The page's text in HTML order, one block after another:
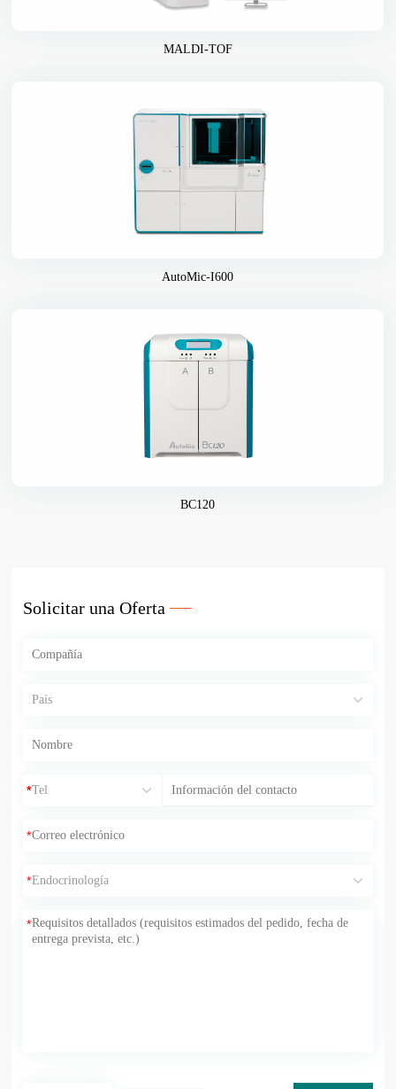
MALDI-TOF
AutoMic-I600
BC120
Solicitar una Oferta
*
*
*
*
*